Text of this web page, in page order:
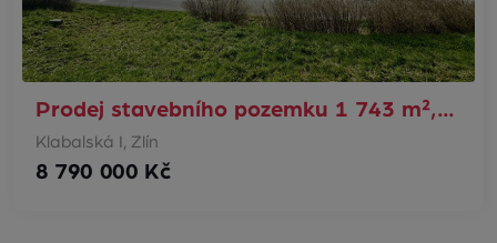
Prodej stavebního pozemku 1 743 m²,…
Klabalská I, Zlín
8 790 000 Kč